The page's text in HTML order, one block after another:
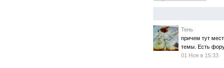
Тень
причем тут
темы. Есть
01 Ноя в 15:33